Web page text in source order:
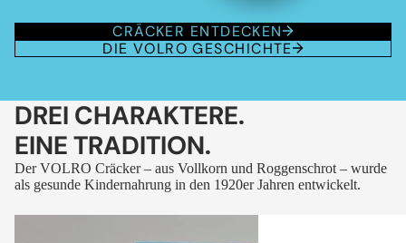
CRÄCKER ENTDECKEN
DIE VOLRO GESCHICHTE
DREI CHARAKTERE.
EINE TRADITION.
Der VOLRO Cräcker – aus Vollkorn und Roggenschrot – wurde
als gesunde Kindernahrung in den 1920er Jahren entwickelt.